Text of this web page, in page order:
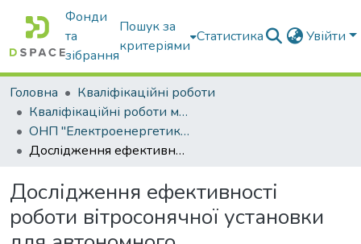
Фонди
та
зібрання
Пошук за
критеріями
Статистика Увійти
Головна
Кваліфікаційні роботи
Кваліфікаційні роботи магістрів
ОНП "Електроенергетика, електротехніка та електромеханіка"
Дослідження ефективності роботи вітросонячної установки для автономного електроживлення
Дослідження ефективності
роботи вітросонячної установки